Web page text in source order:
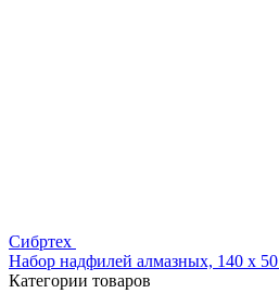
Сибртех
Набор надфилей алмазных, 140 х
Категории товаров